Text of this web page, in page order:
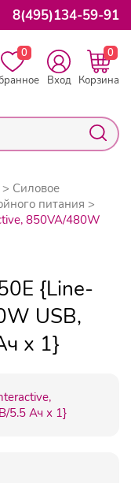
8(495)134-59-91
0
Вход
0
Корзина
Силовое
питания
850VA/480W
{Line-
USB,
х 1}